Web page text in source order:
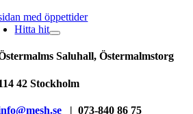
med öppettider
Hitta hit
Saluhall, Östermalmstorg
42 Stockholm
| 073-840 86 75